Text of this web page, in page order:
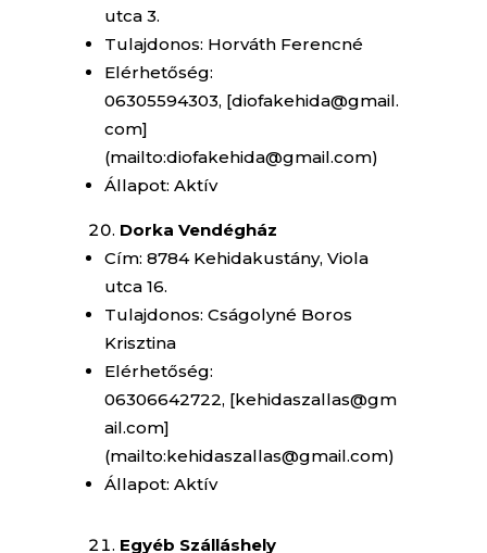
utca 3.
Tulajdonos: Horváth Ferencné
Elérhetőség:
06305594303, [diofakehida@gmail.
com]
(mailto:diofakehida@gmail.com)
Állapot: Aktív
Dorka Vendégház
Cím: 8784 Kehidakustány, Viola
utca 16.
Tulajdonos: Cságolyné Boros
Krisztina
Elérhetőség:
06306642722, [kehidaszallas@gm
ail.com]
(mailto:kehidaszallas@gmail.com)
Állapot: Aktív
Egyéb Szálláshely